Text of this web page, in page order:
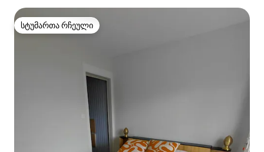
სტუმართა რჩეული
სტუმართა რჩეული